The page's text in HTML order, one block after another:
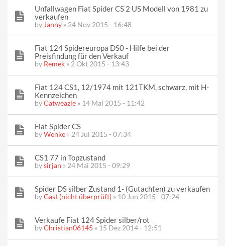
Unfallwagen Fiat Spider CS 2 US Modell von 1981 zu
verkaufen
by Janny » 24 Nov 2015 - 16:48
Fiat 124 Spidereuropa DS0 - Hilfe bei der
Preisfindung für den Verkauf
by Remek » 2 Okt 2015 - 13:43
Fiat 124 CS1, 12/1974 mit 121TKM, schwarz, mit H-
Kennzeichen
byCatweazle » 14 Mai 2015 - 11:42
Fiat Spider CS
byWenke » 24 Jul 2015 - 07:34
CS1 77 in Topzustand
bysirjan » 24 Mai 2015 - 09:29
Spider DS silber Zustand 1- (Gutachten) zu verkaufen
byGast (nicht überprüft) » 10 Jun 2015 - 07:24
Verkaufe Fiat 124 Spider silber/rot
byChristian06145 » 15 Dez 2014 - 12:51